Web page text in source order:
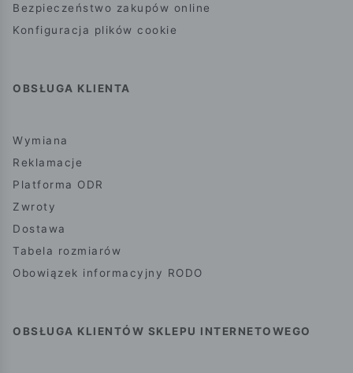
Bezpieczeństwo zakupów online
Konfiguracja plików cookie
OBSŁUGA KLIENTA
Wymiana
Reklamacje
Platforma ODR
Zwroty
Dostawa
Tabela rozmiarów
Obowiązek informacyjny RODO
OBSŁUGA KLIENTÓW SKLEPU INTERNETOWEGO